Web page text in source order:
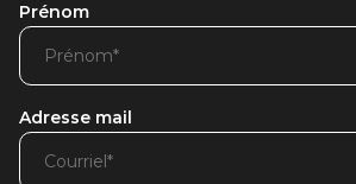
Prénom
Adresse mail